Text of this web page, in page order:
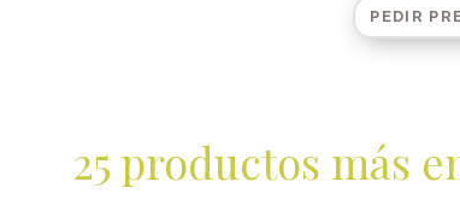
PEDIR
25 productos más